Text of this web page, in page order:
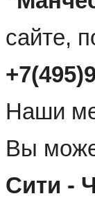
сайте,
Наши
Вы
Сити -